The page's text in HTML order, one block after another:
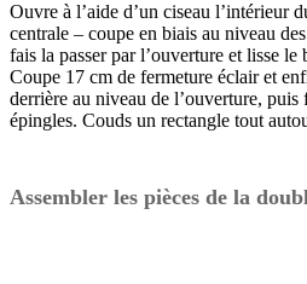
Ouvre à l’aide d’un ciseau l’intérieur
centrale – coupe en biais au niveau
fais la passer par l’ouverture et lisse le
Coupe 17 cm de fermeture éclair et
derrière au niveau de l’ouverture,
épingles. Couds un rectangle tout
Assembler les pièces de la